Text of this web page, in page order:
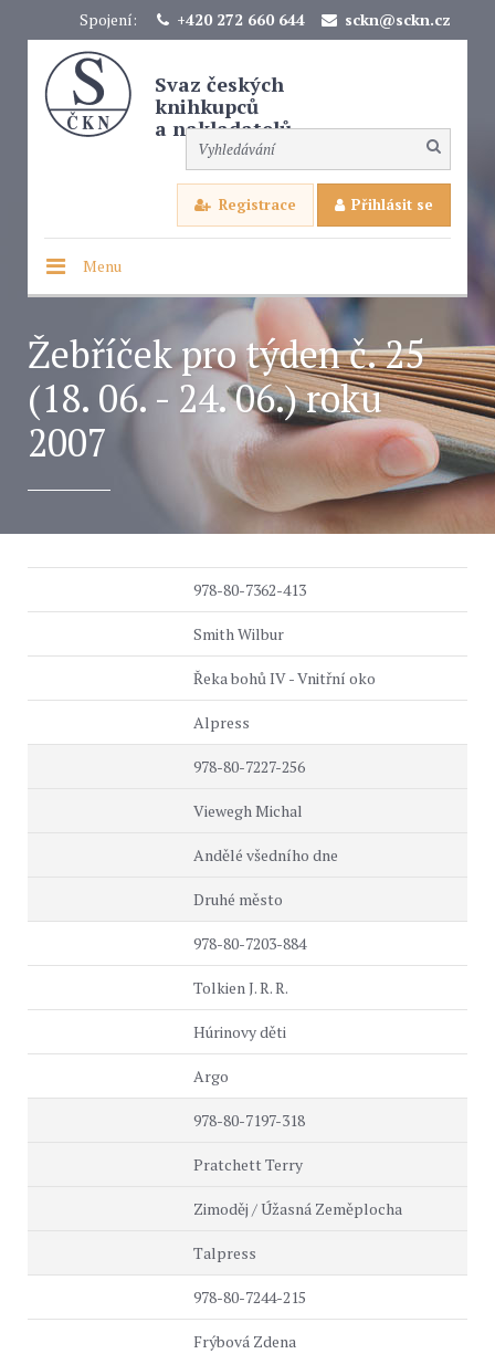
Spojení: +420 272 660 644 sckn@sckn.cz
Svaz českých
knihkupců
a nakladatelů
Registrace Přihlásit se
Menu
Žebříček pro týden č. 25
(18. 06. - 24. 06.) roku
2007
978-80-7362-413
Smith Wilbur
Řeka bohů IV - Vnitřní oko
Alpress
978-80-7227-256
Viewegh Michal
Andělé všedního dne
Druhé město
978-80-7203-884
Tolkien J. R. R.
Húrinovy děti
Argo
978-80-7197-318
Pratchett Terry
Zimoděj / Úžasná Zeměplocha
Talpress
978-80-7244-215
Frýbová Zdena